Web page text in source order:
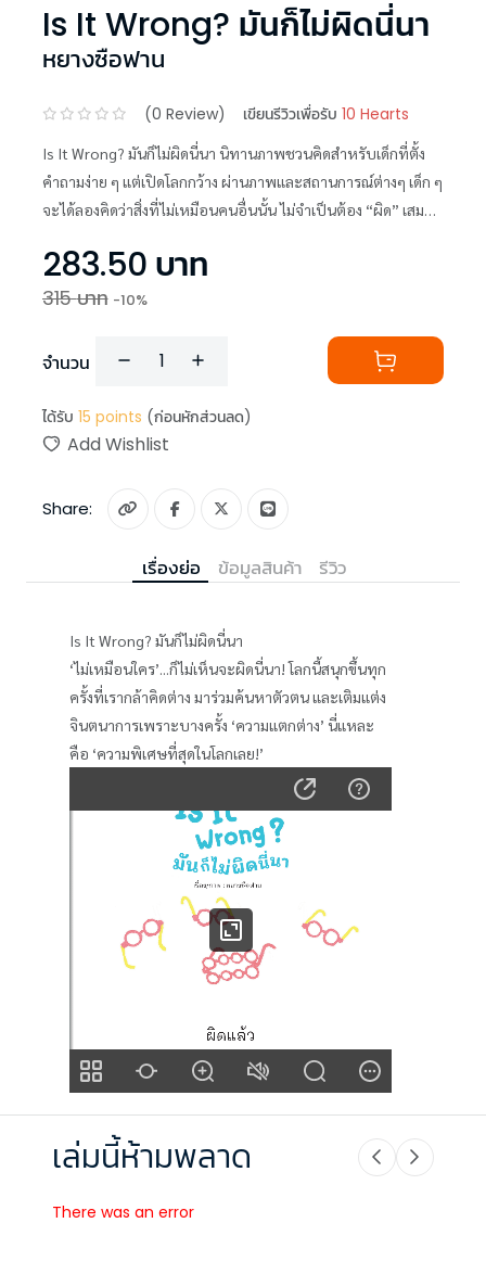
Is It Wrong? มันก็ไม่ผิดนี่นา
หยางซือฟาน
(0 Review) เขียนรีวิวเพื่อรับ 10 Hearts
Is It Wrong? มันก็ไม่ผิดนี่นา นิทานภาพชวนคิดสำหรับเด็กที่ตั้ง
คำถามง่าย ๆ แต่เปิดโลกกว้าง ผ่านภาพและสถานการณ์ต่างๆ เด็ก ๆ
จะได้ลองคิดว่าสิ่งที่ไม่เหมือนคนอื่นนั้น ไม่จำเป็นต้อง “ผิด” เสมอ
283.50 บาท
315บาท -10%
จำนวน
ได้รับ 15 points (ก่อนหักส่วนลด)
Add Wishlist
Share:
เรื่องย่อ ข้อมูลสินค้า รีวิว
Is It Wrong? มันก็ไม่ผิดนี่นา
‘ไม่เหมือนใคร’...ก็ไม่เห็นจะผิดนี่นา! โลกนี้สนุกขึ้นทุก
ครั้งที่เรากล้าคิดต่าง มาร่วมค้นหาตัวตน และเติมแต่ง
จินตนาการเพราะบางครั้ง ‘ความแตกต่าง’ นี่แหละ
คือ ‘ความพิเศษที่สุดในโลกเลย!’
เล่มนี้ห้ามพลาด
There was an error